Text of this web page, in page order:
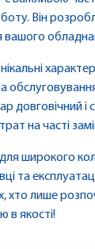
Він
вашого
довговічний
на часті
широкого
та
хто лише
в якості!